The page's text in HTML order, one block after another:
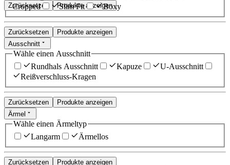
Zurücksetzen Produkte anzeigen
Cropped
Slim Fit Boxy
Zurücksetzen
Produkte anzeigen
Ausschnitt
Wähle einen Ausschnitt
Rundhals Ausschnitt
Kapuze
U-Ausschnitt
Reißverschluss-Kragen
Zurücksetzen
Produkte anzeigen
Ärmel
Wähle einen Ärmeltyp
Langarm
Ärmellos
Zurücksetzen Produkte anzeigen